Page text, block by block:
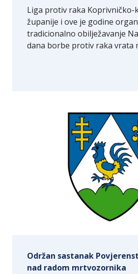
Liga protiv raka Koprivničko-
županije i ove je godine
tradicionalno obilježavanje
dana borbe protiv raka vrata
Održan sastanak
nad radom mrtvozornika